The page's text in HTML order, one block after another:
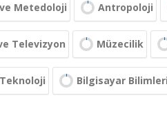
Metedoloji Antropoloji
Televizyon Müzecilik
Bilgisayar Bilimleri